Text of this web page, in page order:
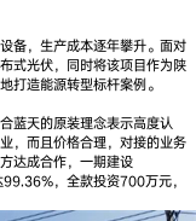
备，生产成本逐年攀升。面对
式光伏，同时将该项目作为陕
打造能源转型标杆案例。
蓝天的原装理念表示高度认
，而且价格合理，对接的业务
达成合作，一期建设
，全款投资700万元，